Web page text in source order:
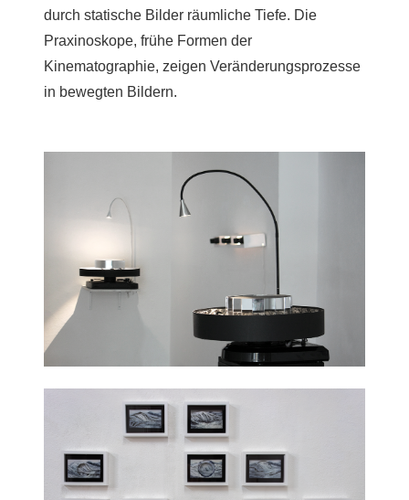
durch statische Bilder räumliche Tiefe. Die
Praxinoskope, frühe Formen der
Kinematographie, zeigen Veränderungsprozesse
in bewegten Bildern.